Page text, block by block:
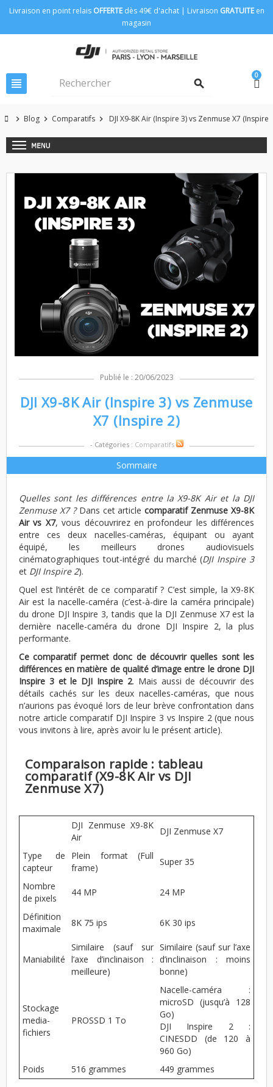
Livraison en point relais OFFERTEdès 49€ d'achat | Livraison GRATUITEen
magasin
view_headline search
0
chevron_right Blog chevron_right Comparatifs chevron_right DJI X9-8K Air (Inspire 3) vs Zenmuse X7 (Inspire
Publié le : 20/06/2023
DJI X9-8K Air (Inspire 3) vs Zenmuse
X7 (Inspire 2)
- Catégories : Comparatifs
Sommaire
Quelles sont les différences entre la X9-8K Air et la DJI
Zenmuse X7 ?Dans cet articlecomparatif Zenmuse X9-8K
Air vs X7, vous découvrirez en profondeur les différences
entre ces deux nacelles-caméras, équipant ou ayant
équipé, les meilleurs drones audiovisuels
cinématographiques tout-intégré du marché (DJI Inspire 3
et DJI Inspire 2).
Quel est l’intérêt de ce comparatif ? C’est simple, la X9-8K
Air est la nacelle-caméra (c’est-à-dire la caméra principale)
du drone DJI Inspire 3, tandis que la DJI Zenmuse X7 est la
dernière nacelle-caméra du drone DJI Inspire 2, la plus
performante.
Ce comparatif permet donc de découvrir quelles sont les
différences en matière de qualité d’image entre le drone DJI
Inspire 3 et le DJI Inspire 2. Mais aussi de découvrir des
détails cachés sur les deux nacelles-caméras, que nous
n’aurions pas évoqué lors de leur brève confrontation dans
notre article comparatif DJI Inspire 3 vs Inspire 2 (que nous
vous invitons à lire, après avoir lu le présent article).
Comparaison rapide : tableau
comparatif (X9-8K Air vs DJI
Zenmuse X7)
DJI Zenmuse X9-8K
Air
DJI Zenmuse X7
Type de
capteur
Plein format (Full
frame)
Super 35
Nombre
de pixels
44 MP 24 MP
Définition
maximale
8K 75 ips 6K 30 ips
Maniabilité
Similaire (sauf sur
l’axe d’inclinaison :
meilleure)
Similaire (sauf sur l’axe
d’inclinaison : moins
bonne)
Stockage
media-
fichiers
PROSSD 1 To
Nacelle-caméra :
microSD (jusqu’à 128
Go)
DJI Inspire 2 :
CINESDD (de 120 à
960 Go)
Poids
516 grammes 449 grammes